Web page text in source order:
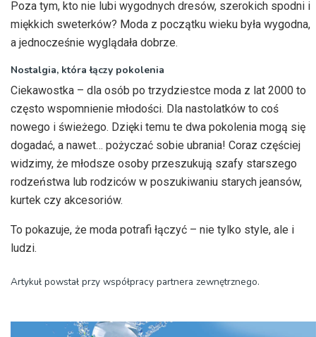
Poza tym, kto nie lubi wygodnych dresów, szerokich spodni i
miękkich sweterków? Moda z początku wieku była wygodna,
a jednocześnie wyglądała dobrze.
Nostalgia, która łączy pokolenia
Ciekawostka – dla osób po trzydziestce moda z lat 2000 to
często wspomnienie młodości. Dla nastolatków to coś
nowego i świeżego. Dzięki temu te dwa pokolenia mogą się
dogadać, a nawet… pożyczać sobie ubrania! Coraz częściej
widzimy, że młodsze osoby przeszukują szafy starszego
rodzeństwa lub rodziców w poszukiwaniu starych jeansów,
kurtek czy akcesoriów.
To pokazuje, że moda potrafi łączyć – nie tylko style, ale i
ludzi.
Artykuł powstał przy współpracy partnera zewnętrznego.